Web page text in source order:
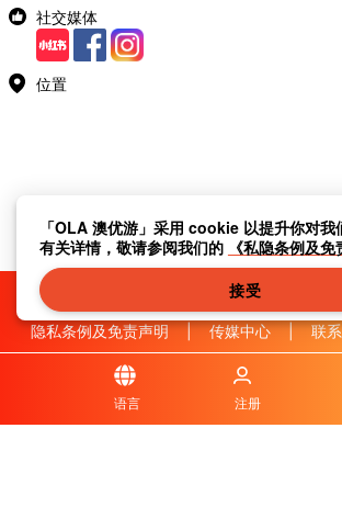
社交媒体
位置
隐私条例及免责声明 | 传媒中心 | 联
|
| 常见问题与答案
|
© OLA Macau. All rights reserved.
语言 注册
「OLA 澳优游」采用 cookie 以提升你对我
有关详情，敬请参阅我们的 《私隐条例及免
接受